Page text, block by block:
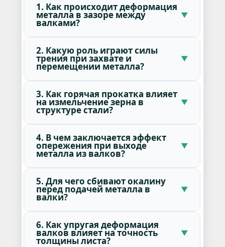
1. Как происходит деформация
металла в зазоре между
валками?
2. Какую роль играют силы
трения при захвате и
перемещении металла?
3. Как горячая прокатка влияет
на измельчение зерна в
структуре стали?
4. В чем заключается эффект
опережения при выходе
металла из валков?
5. Для чего сбивают окалину
перед подачей металла в
валки?
6. Как упругая деформация
валков влияет на точность
толщины листа?